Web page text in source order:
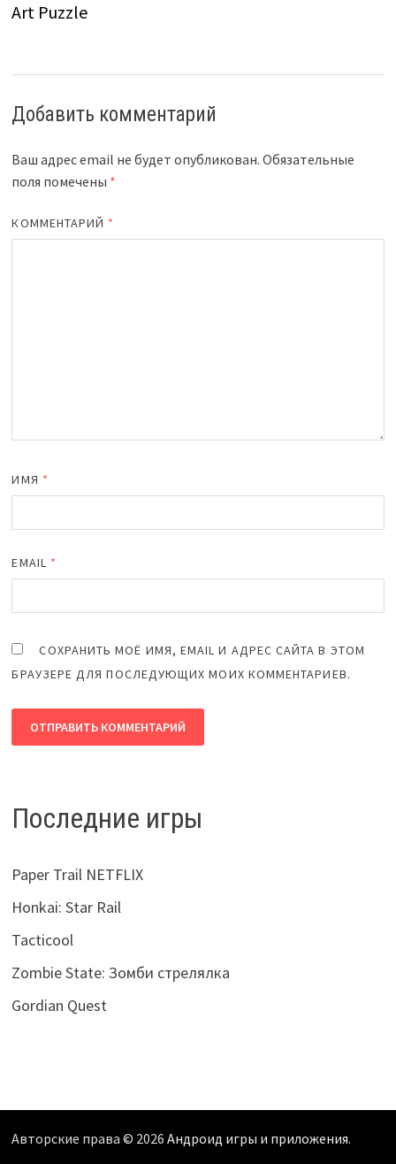
Art Puzzle
Добавить комментарий
Ваш адрес email не будет опубликован. Обязательные
поля помечены *
КОММЕНТАРИЙ *
ИМЯ *
EMAIL *
СОХРАНИТЬ МОЁ ИМЯ, EMAIL И АДРЕС САЙТА В ЭТОМ
БРАУЗЕРЕ ДЛЯ ПОСЛЕДУЮЩИХ МОИХ КОММЕНТАРИЕВ.
Последние игры
Paper Trail NETFLIX
Honkai: Star Rail
Tacticool
Zombie State: Зомби стрелялка
Gordian Quest
Авторские права © 2026Андроид игры и приложения.